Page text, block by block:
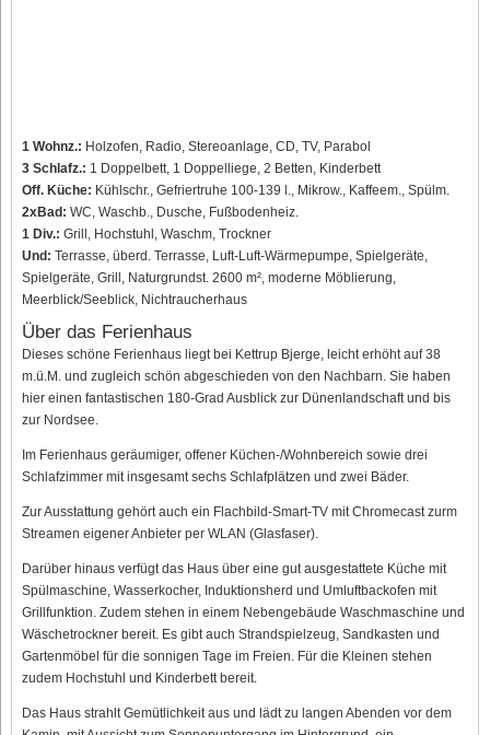
1 Wohnz.: Holzofen, Radio, Stereoanlage, CD, TV, Parabol
3 Schlafz.: 1 Doppelbett, 1 Doppelliege, 2 Betten, Kinderbett
Off. Küche: Kühlschr., Gefriertruhe 100-139 l., Mikrow., Kaffeem., Spülm.
2xBad: WC, Waschb., Dusche, Fußbodenheiz.
1 Div.: Grill, Hochstuhl, Waschm, Trockner
Und: Terrasse, überd. Terrasse, Luft-Luft-Wärmepumpe, Spielgeräte,
Spielgeräte, Grill, Naturgrundst. 2600 m², moderne Möblierung,
Meerblick/Seeblick, Nichtraucherhaus
Über das Ferienhaus
Dieses schöne Ferienhaus liegt bei Kettrup Bjerge, leicht erhöht auf 38
m.ü.M. und zugleich schön abgeschieden von den Nachbarn. Sie haben
hier einen fantastischen 180-Grad Ausblick zur Dünenlandschaft und bis
zur Nordsee.
Im Ferienhaus geräumiger, offener Küchen-/Wohnbereich sowie drei
Schlafzimmer mit insgesamt sechs Schlafplätzen und zwei Bäder.
Zur Ausstattung gehört auch ein Flachbild-Smart-TV mit Chromecast zurm
Streamen eigener Anbieter per WLAN (Glasfaser).
Darüber hinaus verfügt das Haus über eine gut ausgestattete Küche mit
Spülmaschine, Wasserkocher, Induktionsherd und Umluftbackofen mit
Grillfunktion. Zudem stehen in einem Nebengebäude Waschmaschine und
Wäschetrockner bereit. Es gibt auch Strandspielzeug, Sandkasten und
Gartenmöbel für die sonnigen Tage im Freien. Für die Kleinen stehen
zudem Hochstuhl und Kinderbett bereit.
Das Haus strahlt Gemütlichkeit aus und lädt zu langen Abenden vor dem